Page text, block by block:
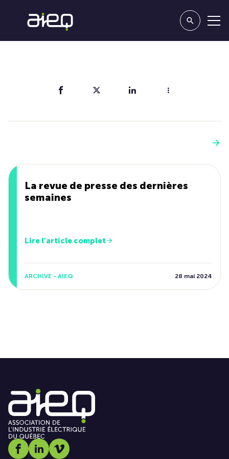
La revue de presse des dernières
semaines
Lire l'article complet
ARCHIVE - AIEQ 28 mai 2024
Social media link icon-facebook
Social media link icon-linkedin
Social media link icon-vimeo